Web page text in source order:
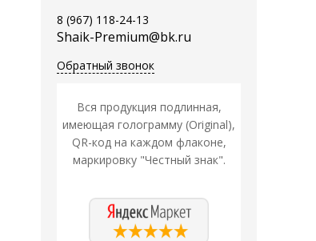
8 (967) 118-24-13
Shaik-Premium@bk.ru
Обратный звонок
Вся продукция подлинная,
имеющая голограмму (Original),
QR-код на каждом флаконе,
маркировку "Честный знак".